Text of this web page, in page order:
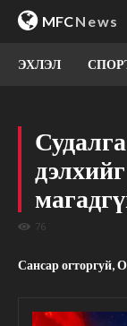
MFCNews
ЭХЛЭЛ
76
Сансар огторгуй,